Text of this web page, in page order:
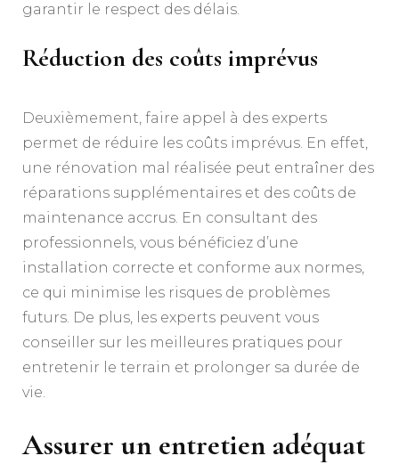
garantir le respect des délais.
Réduction des coûts imprévus
Deuxièmement, faire appel à des experts
permet de réduire les coûts imprévus. En effet,
une rénovation mal réalisée peut entraîner des
réparations supplémentaires et des coûts de
maintenance accrus. En consultant des
professionnels, vous bénéficiez d’une
installation correcte et conforme aux normes,
ce qui minimise les risques de problèmes
futurs. De plus, les experts peuvent vous
conseiller sur les meilleures pratiques pour
entretenir le terrain et prolonger sa durée de
vie.
Assurer un entretien adéquat